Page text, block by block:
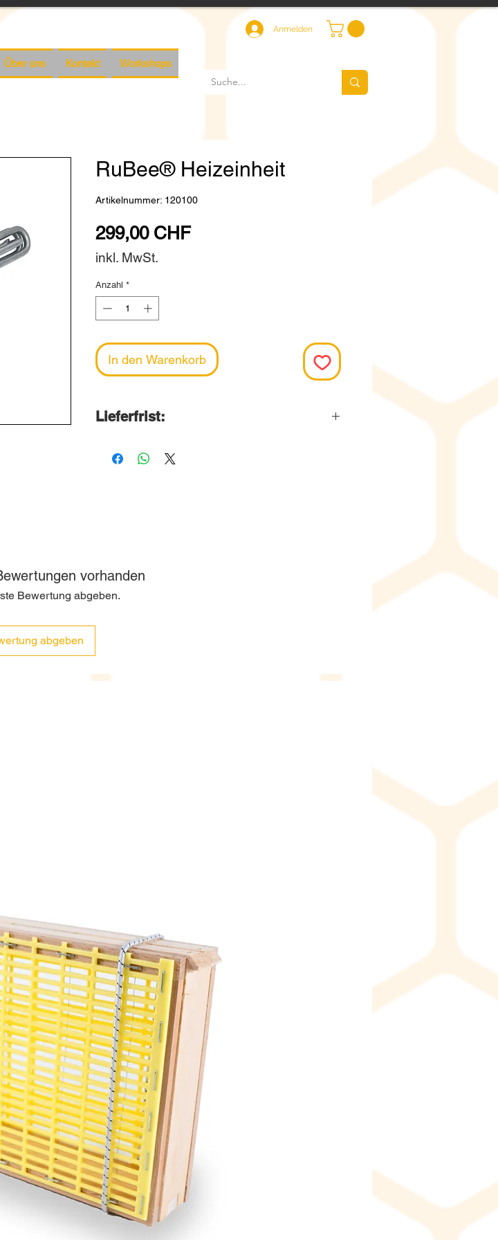
Anmelden
Über uns Kontakt Workshops
RuBee® Heizeinheit
Artikelnummer: 120100
299,00 CHFPreis
inkl. MwSt.
Anzahl *
In den Warenkorb
Lieferfrist:
Wir bestellen diese Produkte jeweils
vorhanden
Bewertung abgeben.
abgeben